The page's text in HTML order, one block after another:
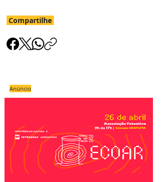
Compartilhe
Anúncio